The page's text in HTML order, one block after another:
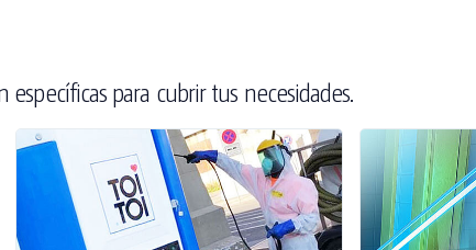
para cubrir tus necesidades.